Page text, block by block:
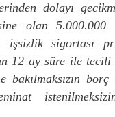
dolayı
olan
işsizlik sigortası
12 ay süre ile tecili
borç